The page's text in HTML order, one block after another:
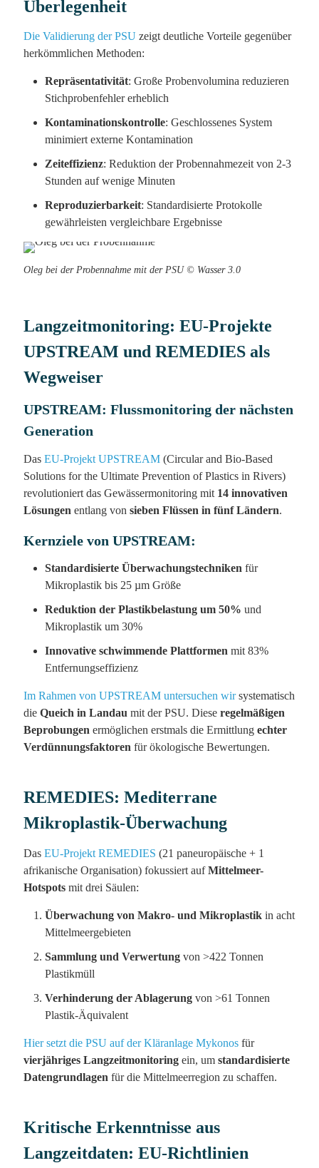
Überlegenheit
Die Validierung der PSU zeigt deutliche Vorteile gegenüber
herkömmlichen Methoden:
Repräsentativität: Große Probenvolumina reduzieren
Stichprobenfehler erheblich
Kontaminationskontrolle: Geschlossenes System
minimiert externe Kontamination
Zeiteffizienz: Reduktion der Probennahmezeit von 2-3
Stunden auf wenige Minuten
Reproduzierbarkeit: Standardisierte Protokolle
gewährleisten vergleichbare Ergebnisse
Oleg bei der Probennahme mit der PSU © Wasser 3.0
Langzeitmonitoring: EU-Projekte
UPSTREAM und REMEDIES als
Wegweiser
UPSTREAM: Flussmonitoring der nächsten
Generation
Das EU-Projekt UPSTREAM (Circular and Bio-Based
Solutions for the Ultimate Prevention of Plastics in Rivers)
revolutioniert das Gewässermonitoring mit 14 innovativen
Lösungen entlang von sieben Flüssen in fünf Ländern.
Kernziele von UPSTREAM:
Standardisierte Überwachungstechniken für
Mikroplastik bis 25 µm Größe
Reduktion der Plastikbelastung um 50% und
Mikroplastik um 30%
Innovative schwimmende Plattformen mit 83%
Entfernungseffizienz
Im Rahmen von UPSTREAM untersuchen wirsystematisch
die Queich in Landau mit der PSU. Diese regelmäßigen
Beprobungen ermöglichen erstmals die Ermittlung echter
Verdünnungsfaktoren für ökologische Bewertungen.
REMEDIES: Mediterrane
Mikroplastik-Überwachung
Das EU-Projekt REMEDIES (21 paneuropäische + 1
afrikanische Organisation) fokussiert aufMittelmeer-
Hotspots mit drei Säulen:
Überwachung von Makro- und Mikroplastik in acht
Mittelmeergebieten
Sammlung und Verwertung von >422 Tonnen
Plastikmüll
Verhinderung der Ablagerung von >61 Tonnen
Plastik-Äquivalent
Hier setzt die PSU auf der Kläranlage Mykonos für
vierjähriges Langzeitmonitoring ein, um standardisierte
Datengrundlagen für die Mittelmeerregion zu schaffen.
Kritische Erkenntnisse aus
Langzeitdaten: EU-Richtlinien